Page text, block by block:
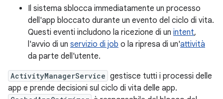
Il sistema sblocca immediatamente un processo
dell'app bloccato durante un evento del ciclo di vita.
Questi eventi includono la ricezione di un intent,
l'avvio di un servizio di job o la ripresa di un'attività
da parte dell'utente.
ActivityManagerService gestisce tutti i processi delle
app e prende decisioni sul ciclo di vita delle app.